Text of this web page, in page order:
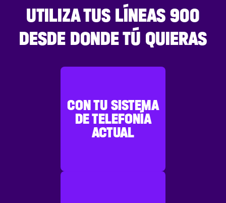
UTILIZA TUS LÍNEAS 900
DESDE DONDE TÚ QUIERAS
CON TU SISTEMA
DE TELEFONÍA
ACTUAL